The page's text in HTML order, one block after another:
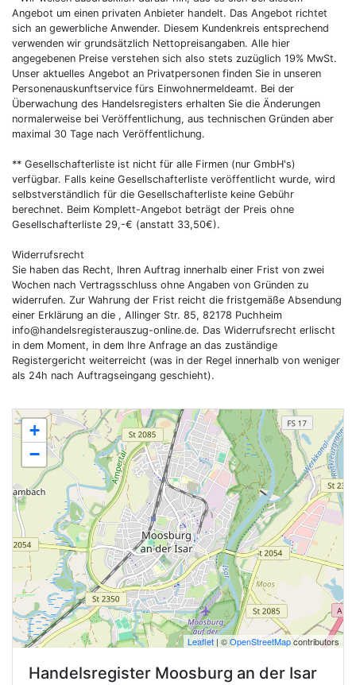
+
−
Leaflet| ©OpenStreetMapcontributors
Handelsregister Moosburg an der Isar
Angebot um einen privaten Anbieter handelt. Das Angebot richtet
sich an gewerbliche Anwender. Diesem Kundenkreis entsprechend
verwenden wir grundsätzlich Nettopreisangaben. Alle hier
angegebenen Preise verstehen sich also stets zuzüglich 19% MwSt.
Unser aktuelles Angebot an Privatpersonen finden Sie in unseren
Personenauskunftservice fürs Einwohnermeldeamt. Bei der
Überwachung des Handelsregisters erhalten Sie die Änderungen
normalerweise bei Veröffentlichung, aus technischen Gründen aber
maximal 30 Tage nach Veröffentlichung.
** Gesellschafterliste ist nicht für alle Firmen (nur GmbH's)
verfügbar. Falls keine Gesellschafterliste veröffentlicht wurde, wird
selbstverständlich für die Gesellschafterliste keine Gebühr
berechnet. Beim Komplett-Angebot beträgt der Preis ohne
Gesellschafterliste 29,-€ (anstatt 33,50€).
Widerrufsrecht
Sie haben das Recht, Ihren Auftrag innerhalb einer Frist von zwei
Wochen nach Vertragsschluss ohne Angaben von Gründen zu
widerrufen. Zur Wahrung der Frist reicht die fristgemäße Absendung
einer Erklärung an die , Allinger Str. 85, 82178 Puchheim
info@handelsregisterauszug-online.de. Das Widerrufsrecht erlischt
in dem Moment, in dem Ihre Anfrage an das zuständige
Registergericht weiterreicht (was in der Regel innerhalb von weniger
als 24h nach Auftragseingang geschieht).